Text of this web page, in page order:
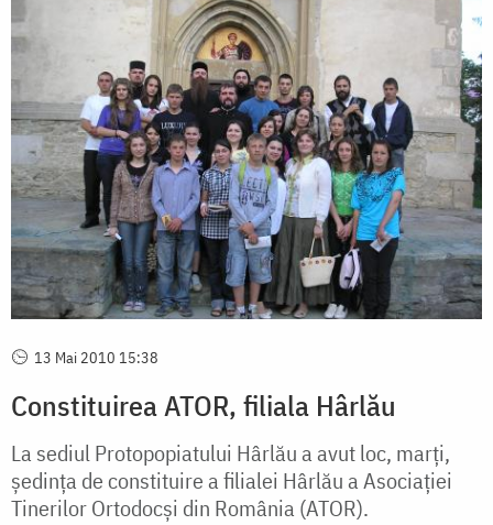
13 Mai 2010 15:38
Constituirea ATOR, filiala Hârlău
La sediul Protopopiatului Hârlău a avut loc, marți,
ședința de constituire a filialei Hârlău a Asociației
Tinerilor Ortodocși din România (ATOR).